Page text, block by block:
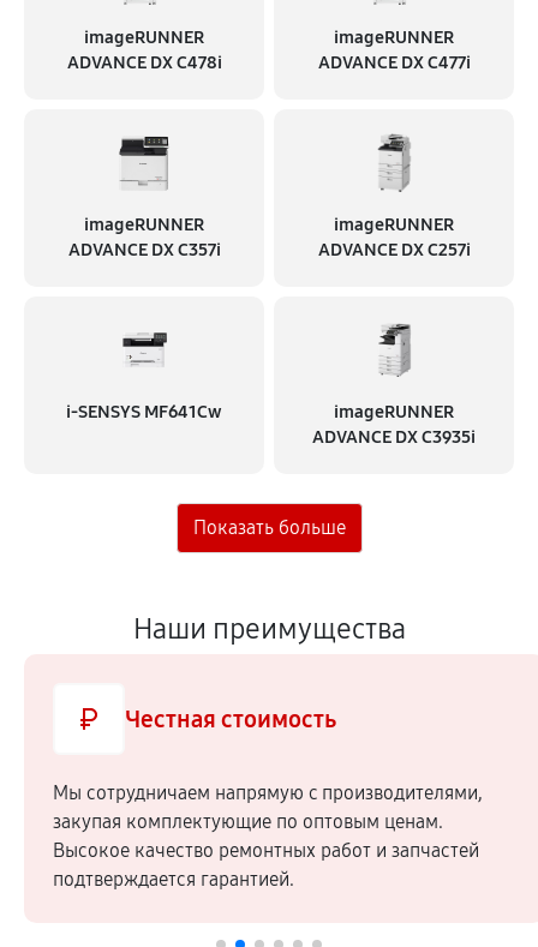
imageRUNNER
ADVANCE DX C478i
imageRUNNER
ADVANCE DX C477i
imageRUNNER
ADVANCE DX C357i
imageRUNNER
ADVANCE DX C257i
i‑SENSYS MF641Cw
imageRUNNER
ADVANCE DX C3935i
Наши преимущества
Честная стоимость
Мы сотрудничаем напрямую c производителями,
закупая комплектующие по оптовым ценам.
Высокое качество ремонтных работ и запчастей
подтверждается гарантией.